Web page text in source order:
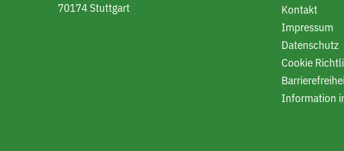
70174 Stuttgart
Kontakt
Impressum
Datenschutz
Cookie
Information